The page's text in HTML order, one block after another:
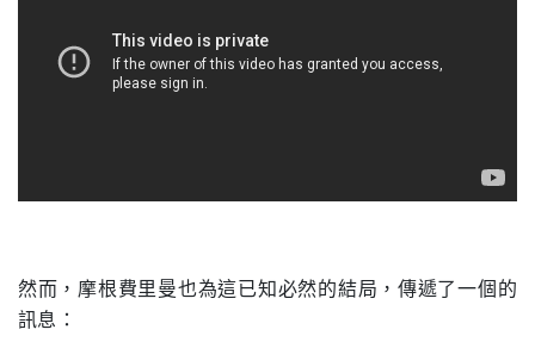
然而，摩根費里曼也為這已知必然的結局，傳遞了一個的
訊息：